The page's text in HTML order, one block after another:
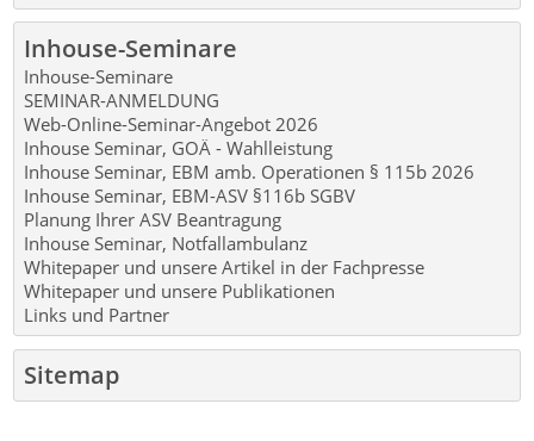
Inhouse-Seminare
Inhouse-Seminare
SEMINAR-ANMELDUNG
Web-Online-Seminar-Angebot 2026
Inhouse Seminar, GOÄ - Wahlleistung
Inhouse Seminar, EBM amb. Operationen § 115b 2026
Inhouse Seminar, EBM-ASV §116b SGBV
Planung Ihrer ASV Beantragung
Inhouse Seminar, Notfallambulanz
Whitepaper und unsere Artikel in der Fachpresse
Whitepaper und unsere Publikationen
Links und Partner
Sitemap